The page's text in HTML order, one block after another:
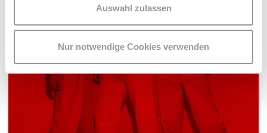
Auswahl zulassen
Nur notwendige Cookies verwenden